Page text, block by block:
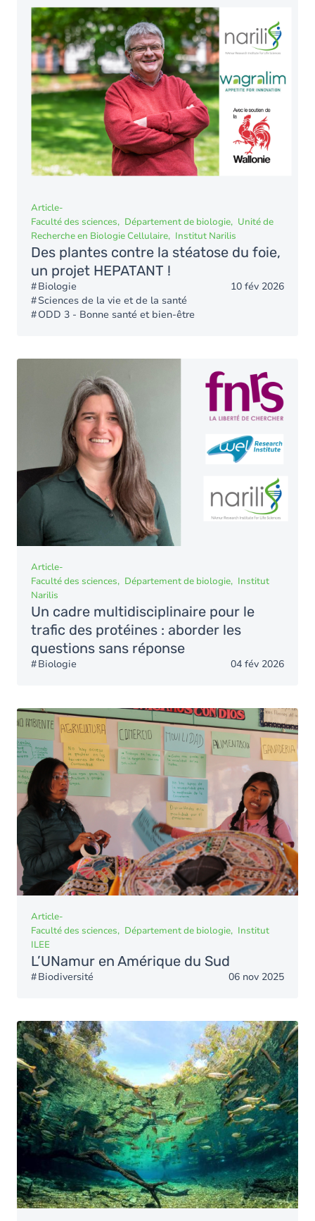
Article-
Faculté des sciences
Département de biologie
Unité de
Recherche en Biologie Cellulaire
Institut Narilis
Des plantes contre la stéatose du foie,
un projet HEPATANT !
Biologie
Sciences de la vie et de la santé
ODD 3 - Bonne santé et bien-être
10 fév 2026
Article-
Faculté des sciences
Département de biologie
Institut
Narilis
Un cadre multidisciplinaire pour le
trafic des protéines : aborder les
questions sans réponse
Biologie 04 fév 2026
Article-
Faculté des sciences
Département de biologie
Institut
ILEE
L’UNamur en Amérique du Sud
Biodiversité 06 nov 2025